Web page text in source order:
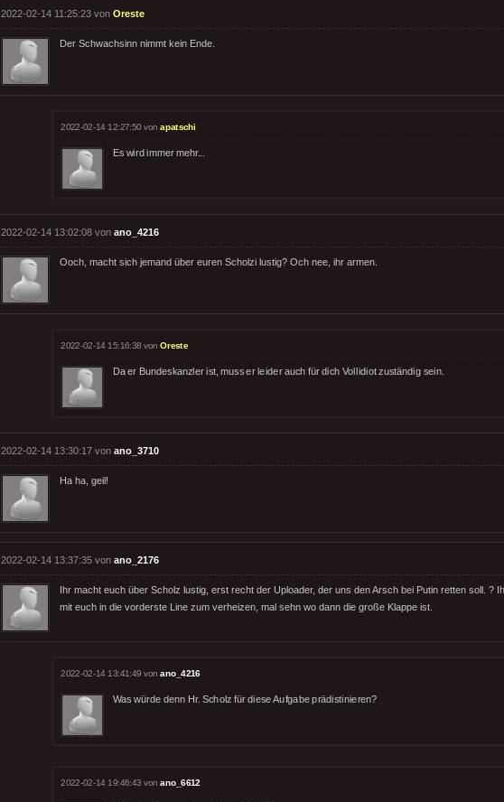
2022-02-14 11:25:23 von Oreste
Der Schwachsinn nimmt kein Ende.
2022-02-14 12:27:50 vonapatschi
Es wird immer mehr...
2022-02-14 13:02:08 von ano_4216
Ooch, macht sich jemand über euren Scholzi lustig? Och nee, ihr armen.
2022-02-14 15:16:38 vonOreste
Da er Bundeskanzler ist, muss er leider auch für dich Vollidiot zuständig sein.
2022-02-14 13:30:17 von ano_3710
Ha ha, geil!
2022-02-14 13:37:35 von ano_2176
Ihr macht euch über Scholz lustig, erst recht der Uploader, der uns den Arsch bei Putin retten soll. ?
mit euch in die vorderste Line zum verheizen, mal sehn wo dann die große Klappe ist.
2022-02-14 13:41:49 vonano_4216
Was würde denn Hr. Scholz für diese Aufgabe prädistinieren?
2022-02-14 19:46:43 vonano_6612